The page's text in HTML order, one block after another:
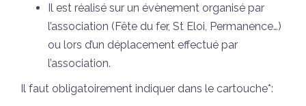
Il est réalisé sur un évènement organisé par
l’association (Fête du fer, St Eloi, Permanence…)
ou lors d’un déplacement effectué par
l’association.
Il faut obligatoirement indiquer dans le cartouche*: